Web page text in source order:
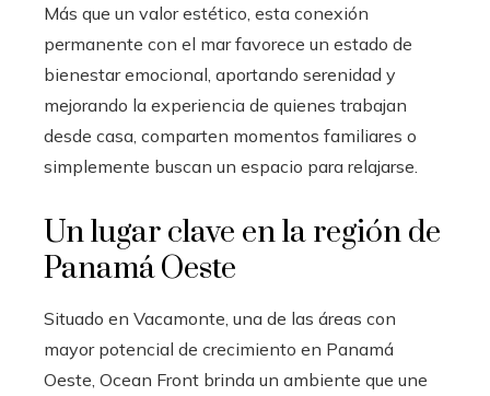
Más que un valor estético, esta conexión
permanente con el mar favorece un estado de
bienestar emocional, aportando serenidad y
mejorando la experiencia de quienes trabajan
desde casa, comparten momentos familiares o
simplemente buscan un espacio para relajarse.
Un lugar clave en la región de
Panamá Oeste
Situado en Vacamonte, una de las áreas con
mayor potencial de crecimiento en Panamá
Oeste, Ocean Front brinda un ambiente que une